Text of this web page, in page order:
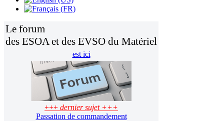
Le forum
des ESOA et des EVSO du Matériel
est ici
+++ dernier sujet +++
Passation de commandement